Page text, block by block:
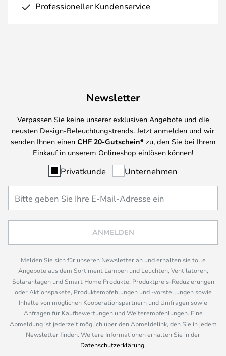
Professioneller Kundenservice
Newsletter
Verpassen Sie keine unserer exklusiven Angebote und die
neusten Design-Beleuchtungstrends. Jetzt anmelden und wir
senden Ihnen einen CHF 20-Gutschein* zu, den Sie bei Ihrem
Einkauf in unserem Onlineshop einlösen können!
Privatkunde Unternehmen
ANMELDEN
Melden Sie sich für unseren Newsletter an und erhalten sie tolle
Angebote aus dem Sortiment Lampen und Leuchten, Ventilatoren,
Solaranlagen und Smart Home Produkte, Produktpreis-Reduzierungen
oder Aktionspakete, Produktempfehlungen und -vorstellungen sowie
Inhalte von möglichen Kooperationspartnern und Umfragen sowie
Anfragen für Kaufbewertungen und Weiterempfehlungen. Eine
Abmeldung ist jederzeit möglich über den Abmeldelink, den Sie in jedem
Newsletter finden. Weitere Informationen erhalten Sie in der
Datenschutzerklärung.